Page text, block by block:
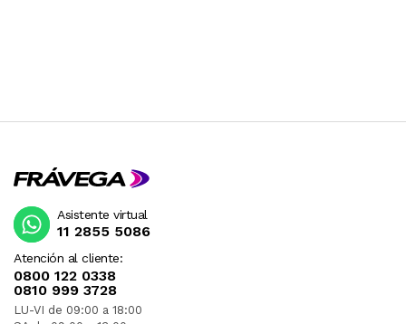
Atención al cliente:
0800 122 0338
0810 999 3728
LU-VI de 09:00 a 18:00
Asistente virtual
11 2855 5086